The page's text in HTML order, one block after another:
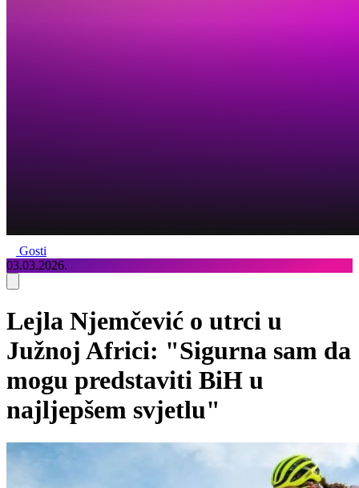
Gosti
03.03.2026.
Lejla Njemčević o utrci u
Južnoj Africi: "Sigurna sam da
mogu predstaviti BiH u
najljepšem svjetlu"